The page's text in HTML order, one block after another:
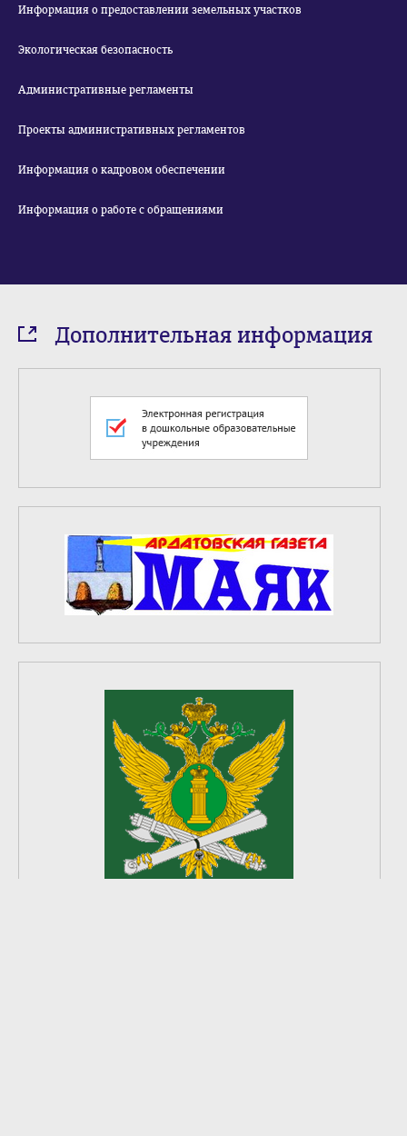
Информация о предоставлении земельных участков
Экологическая безопасность
Административные регламенты
Проекты административных регламентов
Информация о кадровом обеспечении
Информация о работе с обращениями
Дополнительная информация